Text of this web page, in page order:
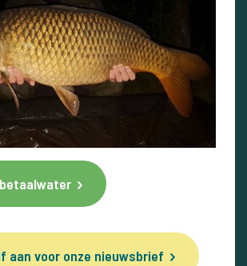
aan voor onze nieuwsbrief